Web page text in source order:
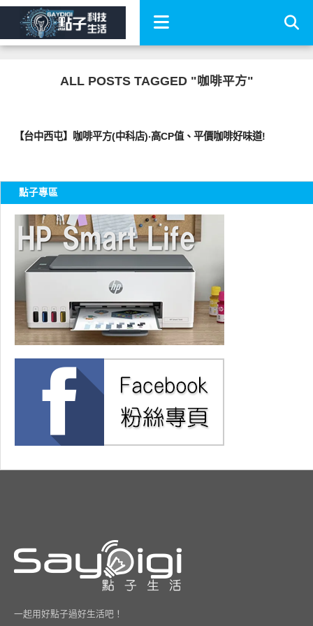
ALL POSTS TAGGED "咖啡平方"
【台中西屯】咖啡平方(中科店)‧高CP值、平價咖啡好味道!
點子專區
一起用好點子過好生活吧！